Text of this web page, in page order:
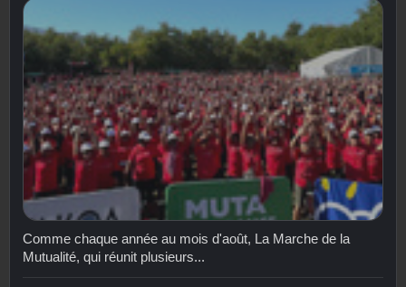
Comme chaque année au mois d'août, La Marche de la
Mutualité, qui réunit plusieurs...